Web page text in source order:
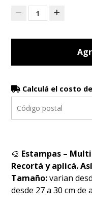
1
Calculá el costo
🎨 Estampas –
Recortá y aplicá.
Tamaño:varian
desde 27 a 30 cm de